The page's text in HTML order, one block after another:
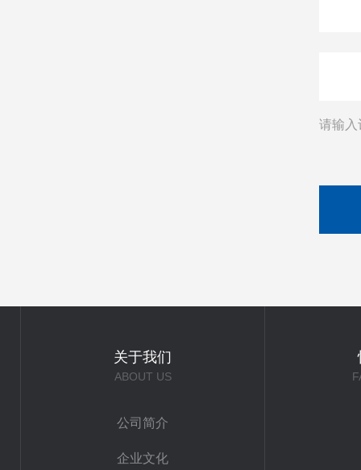
请输入
关于我们
ABOUT US
公司简介
企业文化